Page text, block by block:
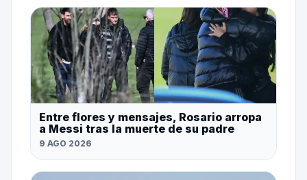
Entre flores y mensajes, Rosario arropa
a Messi tras la muerte de su padre
9 AGO 2026